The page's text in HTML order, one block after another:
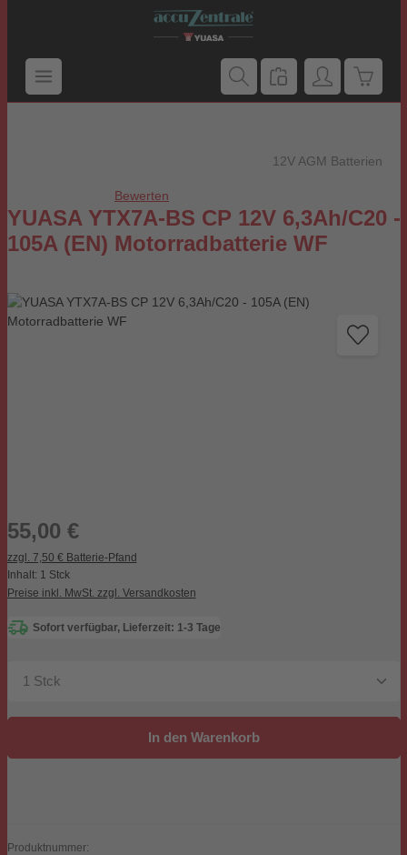
Zum Hauptinhalt springen
12V AGM Batterien
Durchschnittliche Bewertung von 0 von 5 Sternen
Bewerten
YUASA YTX7A-BS CP 12V 6,3Ah/C20 -
105A (EN) Motorradbatterie WF
Bildergalerie überspringen
Regulärer Preis:
55,00 €
zzgl. 7,50 € Batterie-Pfand
Inhalt: 1 Stck
Preise inkl. MwSt. zzgl. Versandkosten
Sofort verfügbar, Lieferzeit: 1-3 Tage
Produkt Anzahl: Gib den gewünschten Wert ein oder
In den Warenkorb
Produktnummer: